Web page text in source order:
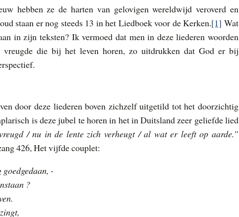
hebben ze de harten van gelovigen wereldwijd veroverd en
staan er nog steeds 13 in het Liedboek voor de Kerken.[1] Wat
in zijn teksten? Ik vermoed dat men in deze liederen woorden
die bij het leven horen, zo uitdrukken dat God er bij
door deze liederen boven zichzelf uitgetild tot het doorzichtig
is deze jubel te horen in het in Duitsland zeer geliefde lied
/ nu in de lente zich verheugt / al wat er leeft op aarde.”
426, Het vijfde couplet:
-
?